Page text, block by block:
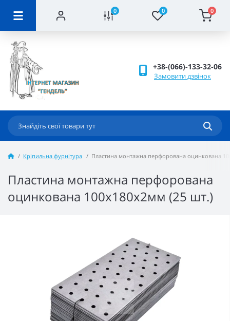
0 0 0
+38-(066)-133-32-06
Замовити дзвінок
Кріпильна фурнітура Пластина монтажна перфорована оцинкована
Пластина монтажна перфорована
оцинкована 100x180x2мм (25 шт.)